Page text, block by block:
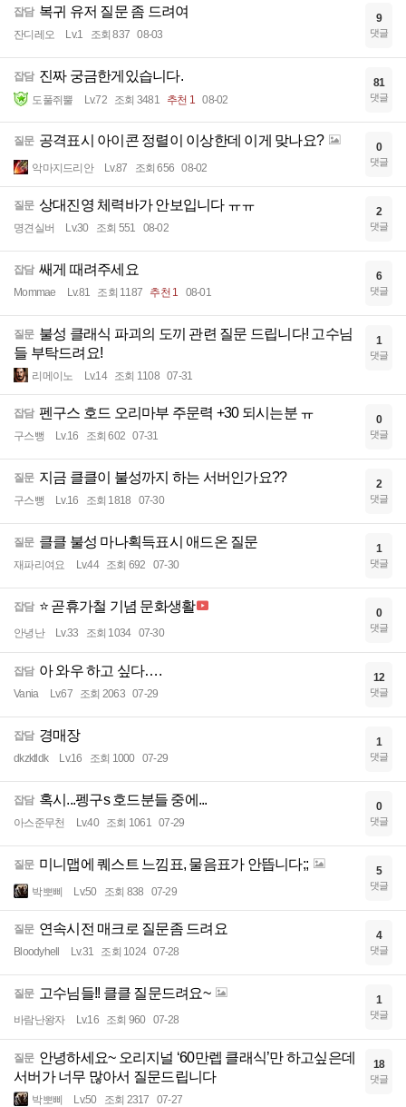
잡담 복귀 유저 질문 좀 드려여
잔디레오 Lv.1 조회 837 08-03
9
댓글
잡담 진짜 궁금한게있습니다.
도풀쥐뿔 Lv.72 조회 3481 추천 1 08-02
81
댓글
질문 공격표시 아이콘 정렬이 이상한데 이게 맞나요?
악마지드리안 Lv.87 조회 656 08-02
0
댓글
질문 상대진영 체력바가 안보입니다 ㅠㅠ
명견실버 Lv.30 조회 551 08-02
2
댓글
잡담 쌔게 때려주세요
Mommae Lv.81 조회 1187 추천 1 08-01
6
댓글
질문 불성 클래식 파괴의 도끼 관련 질문 드립니다! 고수님
들 부탁드려요!
리메이노 Lv.14 조회 1108 07-31
1
댓글
잡담 펜구스 호드 오리마부 주문력 +30 되시는분 ㅠ
구스뻥 Lv.16 조회 602 07-31
0
댓글
질문 지금 클클이 불성까지 하는 서버인가요??
구스뻥 Lv.16 조회 1818 07-30
2
댓글
질문 클클 불성 마나획득표시 애드온 질문
재파리여요 Lv.44 조회 692 07-30
1
댓글
잡담 ⭐ 곧휴가철 기념 문화생활
안녕난 Lv.33 조회 1034 07-30
0
댓글
잡담 아 와우 하고 싶다….
Vania Lv.67 조회 2063 07-29
12
댓글
잡담 경매장
dkzktldk Lv.16 조회 1000 07-29
1
댓글
잡담 혹시...펭구s 호드분들 중에...
아스준무천 Lv.40 조회 1061 07-29
0
댓글
질문 미니맵에 퀘스트 느낌표, 물음표가 안뜹니다;;
박뽀삐 Lv.50 조회 838 07-29
5
댓글
질문 연속시전 매크로 질문좀 드려요
Bloodyhell Lv.31 조회 1024 07-28
4
댓글
질문 고수님들!! 클클 질문드려요~
바람난왕자 Lv.16 조회 960 07-28
1
댓글
질문 안녕하세요~ 오리지널 ‘60만렙 클래식’만 하고싶은데
서버가 너무 많아서 질문드립니다
박뽀삐 Lv.50 조회 2317 07-27
18
댓글